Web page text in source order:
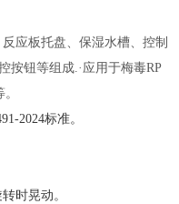
应板托盘、保湿水槽、控制
按钮等组成.·应用于梅毒RP
2024标准。
时晃动。